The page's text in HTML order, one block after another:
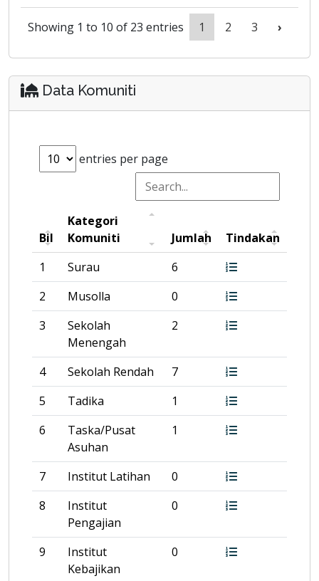
Showing 1 to 10 of 23 entries 1 2 3 ›
Data Komuniti
entries per page
Bil
Kategori
Komuniti
Jumlah
Tindakan
1
Surau
6
2
Musolla
0
3
Sekolah
Menengah
2
4 Sekolah Rendah
7
5
Tadika
1
6
Taska/Pusat
Asuhan
1
7 Institut Latihan
0
8
Institut
Pengajian
0
9
Institut
Kebajikan
0